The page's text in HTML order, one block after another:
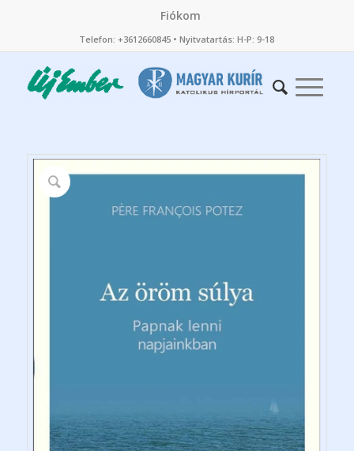
Fiókom
Telefon: +3612660845 • Nyitvatartás: H-P: 9-18